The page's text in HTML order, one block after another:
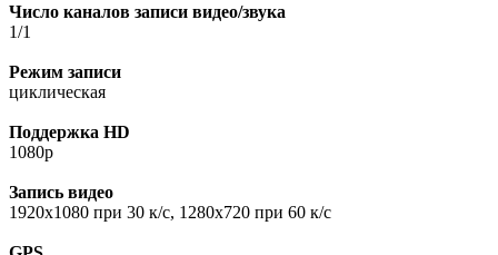
Число каналов записи видео/звука
1/1
Режим записи
циклическая
Поддержка HD
1080p
Запись видео
1920x1080 при 30 к/с, 1280x720 при 60 к/с